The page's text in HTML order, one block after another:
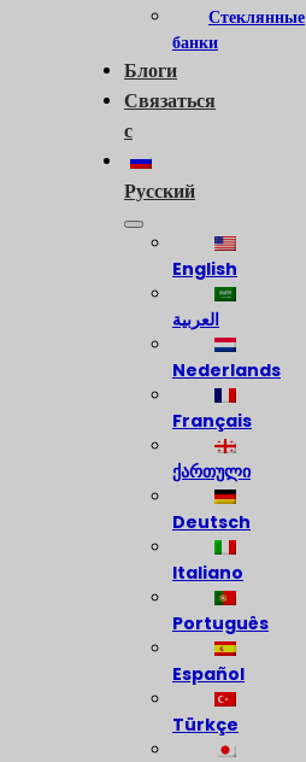
Стеклянные
банки
Блоги
Связаться
с
Русский
English
العربية
Nederlands
Français
ქართული
Deutsch
Italiano
Português
Español
Türkçe